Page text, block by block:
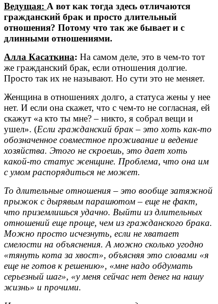
Ведущая: А вот как тогда здесь отличаются
гражданский брак и просто длительный
отношения? Потому что так же бывает и с
длинными отношениями.
Алла Касаткина: На самом деле, это в чем-то тот
же гражданский брак, если отношения долгие.
Просто так их не называют. Но сути это не меняет.
Женщина в отношениях долго, а статуса жены у нее
нет. И если она скажет, что с чем-то не согласная, ей
скажут «а кто ты мне? – никто, я собрал вещи и
ушел». (Если гражданский брак – это хоть как-то
обозначенное совместное проживание и ведение
хозяйства. Этого не скроешь, это дает хоть
какой-то статус женщине. Проблема, что она им
с умом распорядиться не может.
То длительные отношения – это вообще затяжной
прыжок с дырявым парашютом – еще не факт,
что приземлишься удачно. Выйти из длительных
отношений еще проще, чем из гражданского брака.
Можно просто исчезнуть, если не хватает
смелости на объяснения. А можно сколько угодно
«тянуть кота за хвост», объясняя это словами «я
еще не готов к решению», «мне надо обдумать
серьезный шаг», «у меня сейчас нет денег на нашу
жизнь» и прочими.